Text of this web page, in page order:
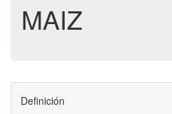
MAIZ
Definición